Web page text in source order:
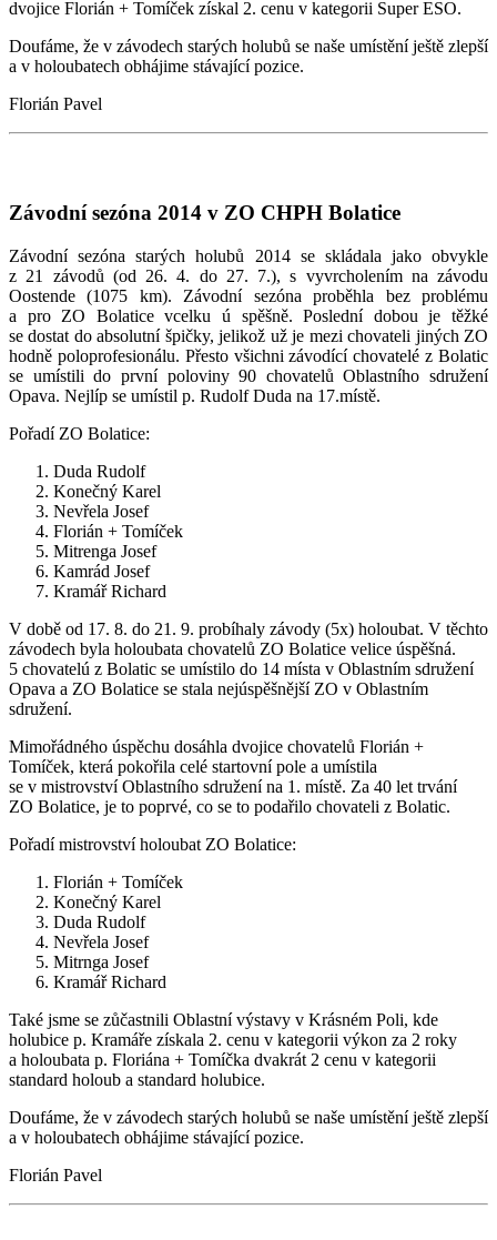
dvojice Florián + Tomíček získal 2. cenu v kategorii Super ESO.
Doufáme, že v závodech starých holubů se naše umístění ještě zlepší
a v holoubatech obhájime stávající pozice.
Florián Pavel
Závodní sezóna 2014 v ZO CHPH Bolatice
Závodní sezóna starých holubů 2014 se skládala jako obvykle
z 21 závodů (od 26. 4. do 27. 7.), s vyvrcholením na závodu
Oostende (1075 km). Závodní sezóna proběhla bez problému
a pro ZO Bolatice vcelku ú spěšně. Poslední dobou je těžké
se dostat do absolutní špičky, jelikož už je mezi chovateli jiných ZO
hodně poloprofesionálu. Přesto všichni závodící chovatelé z Bolatic
se umístili do první poloviny 90 chovatelů Oblastního sdružení
Opava. Nejlíp se umístil p. Rudolf Duda na 17.místě.
Pořadí ZO Bolatice:
Duda Rudolf
Konečný Karel
Nevřela Josef
Florián + Tomíček
Mitrenga Josef
Kamrád Josef
Kramář Richard
V době od 17. 8. do 21. 9. probíhaly závody (5x) holoubat. V těchto
závodech byla holoubata chovatelů ZO Bolatice velice úspěšná.
5 chovatelú z Bolatic se umístilo do 14 místa v Oblastním sdružení
Opava a ZO Bolatice se stala nejúspěšnější ZO v Oblastním
sdružení.
Mimořádného úspěchu dosáhla dvojice chovatelů Florián +
Tomíček, která pokořila celé startovní pole a umístila
se v mistrovství Oblastního sdružení na 1. místě. Za 40 let trvání
ZO Bolatice, je to poprvé, co se to podařilo chovateli z Bolatic.
Pořadí mistrovství holoubat ZO Bolatice:
Florián + Tomíček
Konečný Karel
Duda Rudolf
Nevřela Josef
Mitrnga Josef
Kramář Richard
Také jsme se zůčastnili Oblastní výstavy v Krásném Poli, kde
holubice p. Kramáře získala 2. cenu v kategorii výkon za 2 roky
a holoubata p. Floriána + Tomíčka dvakrát 2 cenu v kategorii
standard holoub a standard holubice.
Doufáme, že v závodech starých holubů se naše umístění ještě zlepší
a v holoubatech obhájime stávající pozice.
Florián Pavel